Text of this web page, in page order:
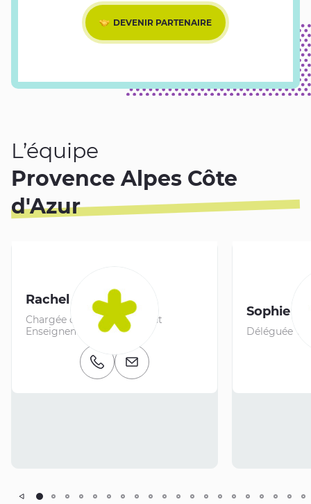
DEVENIR PARTENAIRE
L’équipe
Provence Alpes Côte
d'Azur
Rachel ANTONI
Chargée de Développement
Enseignement Supérieur
Numéro de téléphone
E-mail
Sophie
Déléguée